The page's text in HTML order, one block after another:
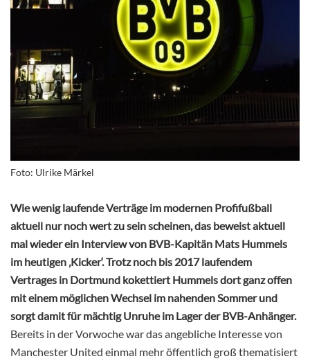
Foto: Ulrike Märkel
Wie wenig laufende Verträge im modernen Profifußball
aktuell nur noch wert zu sein scheinen, das beweist aktuell
mal wieder ein Interview von BVB-Kapitän Mats Hummels
im heutigen ‚Kicker‘. Trotz noch bis 2017 laufendem
Vertrages in Dortmund kokettiert Hummels dort ganz offen
mit einem möglichen Wechsel im nahenden Sommer und
sorgt damit für mächtig Unruhe im Lager der BVB-Anhänger.
Bereits in der Vorwoche war das angebliche Interesse von
Manchester United einmal mehr öffentlich groß thematisiert